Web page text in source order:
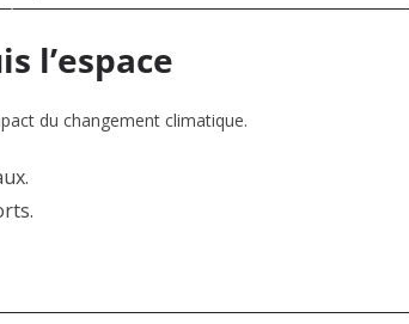
l’espace
du changement climatique.
.